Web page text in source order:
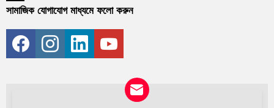
সামাজিক যোগাযোগ মাধ্যমে ফলো করুন
facebookinstagramlinkedin youtube